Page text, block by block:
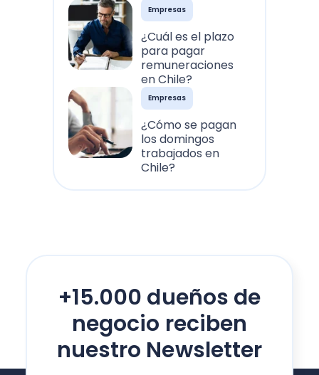
Empresas
¿Cuál es el plazo
para pagar
remuneraciones
en Chile?
Empresas
¿Cómo se pagan
los domingos
trabajados en
Chile?
+15.000 dueños de
negocio reciben
nuestro Newsletter